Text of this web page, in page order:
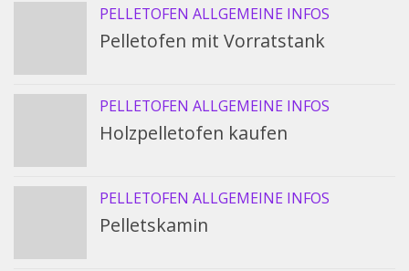
PELLETOFEN ALLGEMEINE INFOS
Pelletofen mit Vorratstank
PELLETOFEN ALLGEMEINE INFOS
Holzpelletofen kaufen
PELLETOFEN ALLGEMEINE INFOS
Pelletskamin